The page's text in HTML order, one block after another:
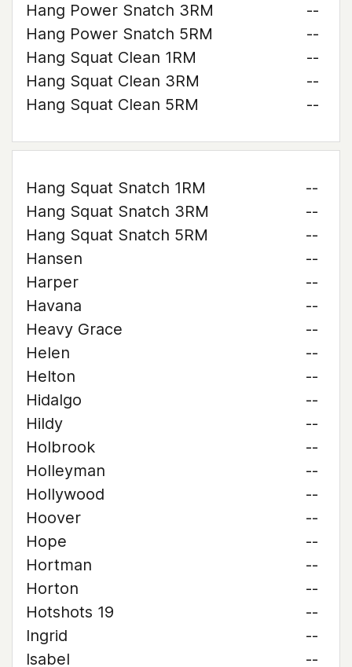
Hang Power Snatch 3RM
--
Hang Power Snatch 5RM
--
Hang Squat Clean 1RM
--
Hang Squat Clean 3RM
--
Hang Squat Clean 5RM
--
Hang Squat Snatch 1RM
--
Hang Squat Snatch 3RM
--
Hang Squat Snatch 5RM
--
Hansen
--
Harper
--
Havana
--
Heavy Grace
--
Helen
--
Helton
--
Hidalgo
--
Hildy
--
Holbrook
--
Holleyman
--
Hollywood
--
Hoover
--
Hope
--
Hortman
--
Horton
--
Hotshots 19
--
Ingrid
--
Isabel
--